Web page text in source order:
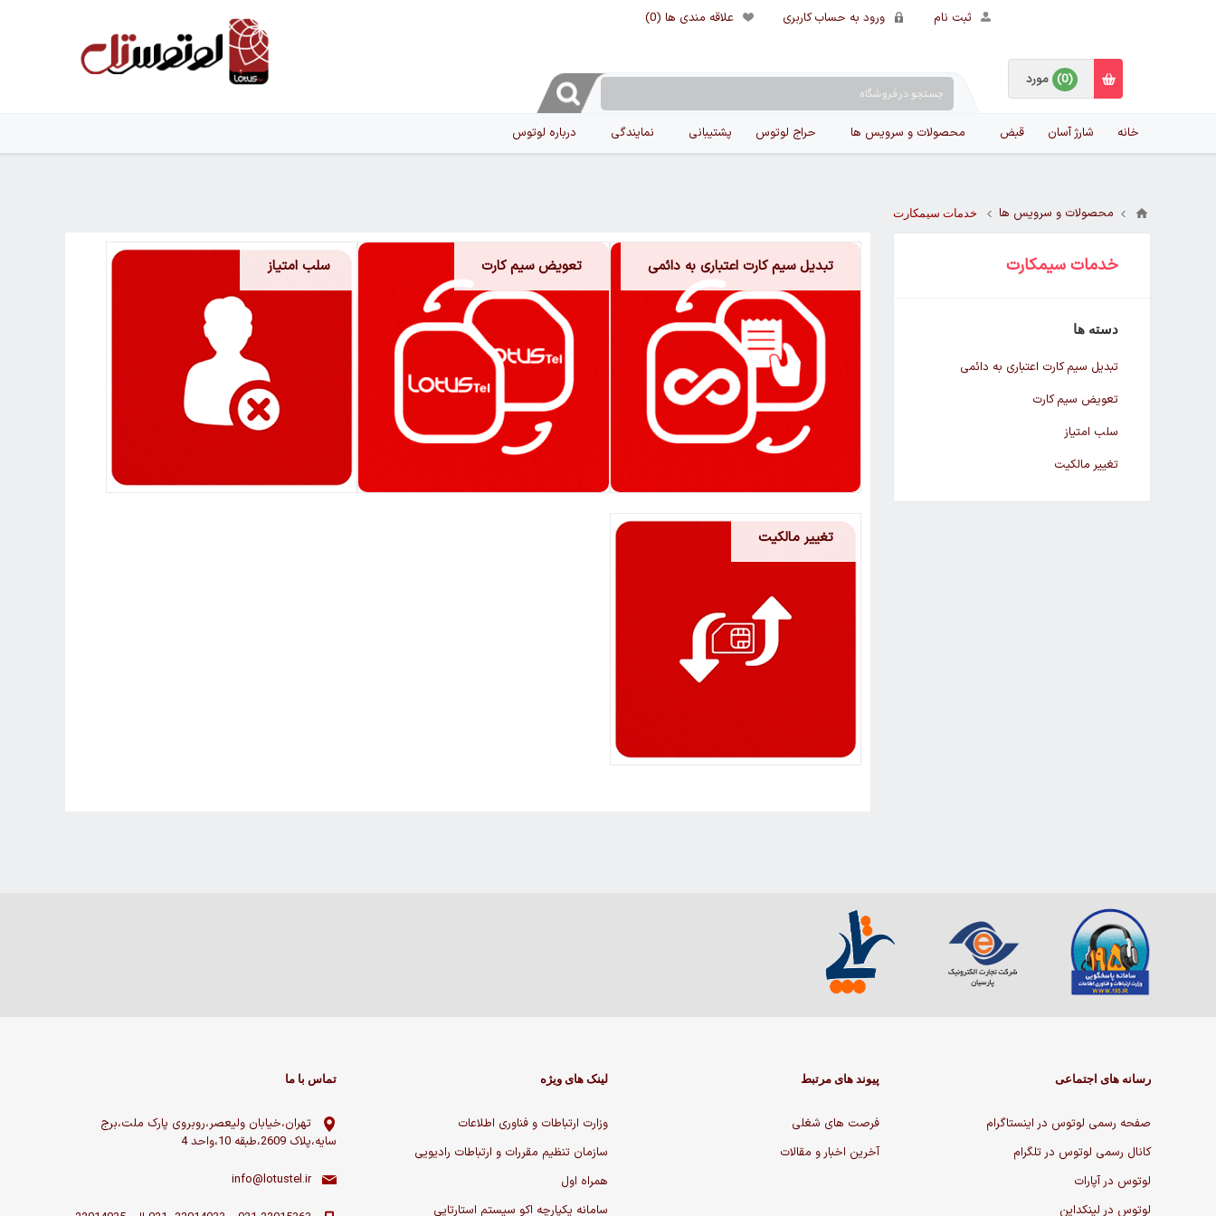
ثبت نام ورود به حساب کاربری علاقه مندی ها (0)
(0) مورد
خانه شارژ آسان قبض محصولات و سرویس ها حراج لوتوس پشتیبانی نمایندگی درباره لوتوس
محصولات و سرویس ها خدمات سیمکارت
تبدیل سیم کارت اعتباری به دائمی تعویض سیم کارت سلب امتیاز
تغییر مالکیت
خدمات سیمکارت
دسته ها
تبدیل سیم کارت اعتباری به دائمی
تعویض سیم کارت
سلب امتیاز
تغییر مالکیت
رسانه های اجتماعی
صفحه رسمی لوتوس در اینستاگرام
کانال رسمی لوتوس در تلگرام
لوتوس در آپارات
لوتوس در لینکداین
پیوند های مرتبط
فرصت های شغلی
آخرین اخبار و مقالات
لینک های ویژه
وزارت ارتباطات و فناوری اطلاعات
سازمان تنظیم مقررات و ارتباطات رادیویی
همراه اول
سامانه یکپارچه اکو سیستم استارتاپی
تماس با ما
تهران،خیابان ولیعصر،روبروی پارک ملت،برج
سایه،پلاک 2609،طبقه 10،واحد 4
info@lotustel.ir